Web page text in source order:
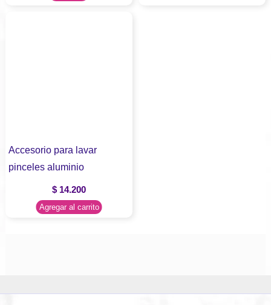
Accesorio para lavar
pinceles aluminio
$ 14.200
Agregar al carrito